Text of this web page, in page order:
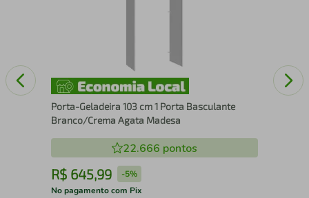
Porta-Geladeira 103 cm 1 Porta Basculante
Branco/Crema Agata Madesa
22.666 pontos
R$ 645,99 -5%
No pagamento com Pix